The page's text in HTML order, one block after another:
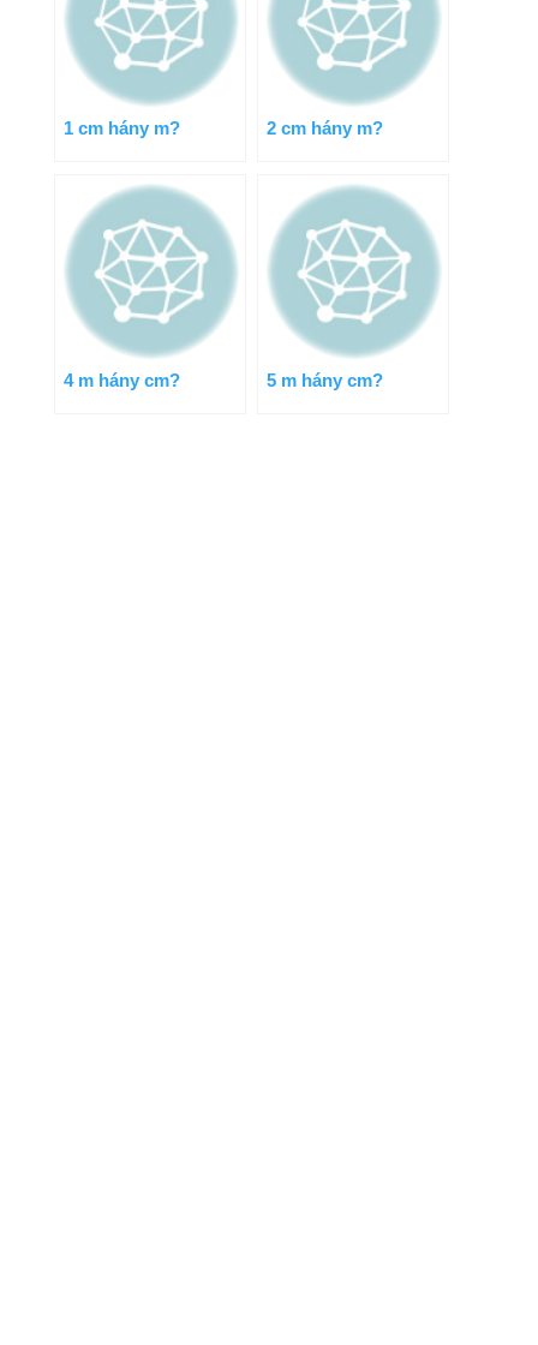
1 cm hány m? 2 cm hány m?
4 m hány cm? 5 m hány cm?